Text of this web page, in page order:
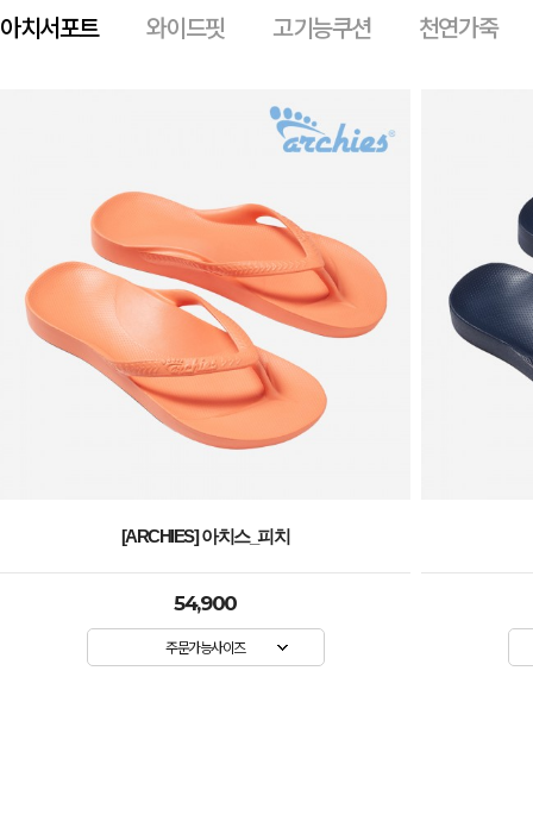
아치서포트 와이드핏 고기능쿠션 천연가죽
[ARCHIES] 아치스_네이비
54,900
주문가능사이즈